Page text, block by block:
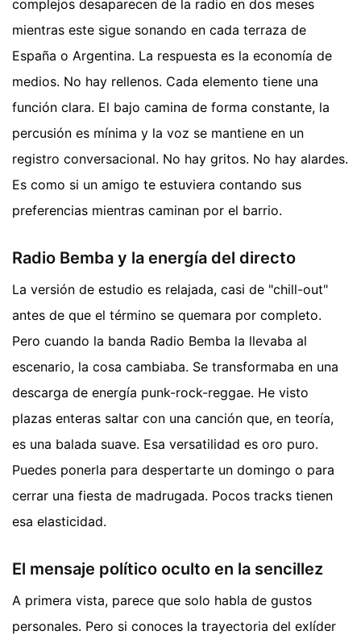
complejos desaparecen de la radio en dos meses
mientras este sigue sonando en cada terraza de
España o Argentina. La respuesta es la economía de
medios. No hay rellenos. Cada elemento tiene una
función clara. El bajo camina de forma constante, la
percusión es mínima y la voz se mantiene en un
registro conversacional. No hay gritos. No hay alardes.
Es como si un amigo te estuviera contando sus
preferencias mientras caminan por el barrio.
Radio Bemba y la energía del directo
La versión de estudio es relajada, casi de "chill-out"
antes de que el término se quemara por completo.
Pero cuando la banda Radio Bemba la llevaba al
escenario, la cosa cambiaba. Se transformaba en una
descarga de energía punk-rock-reggae. He visto
plazas enteras saltar con una canción que, en teoría,
es una balada suave. Esa versatilidad es oro puro.
Puedes ponerla para despertarte un domingo o para
cerrar una fiesta de madrugada. Pocos tracks tienen
esa elasticidad.
El mensaje político oculto en la sencillez
A primera vista, parece que solo habla de gustos
personales. Pero si conoces la trayectoria del exlíder